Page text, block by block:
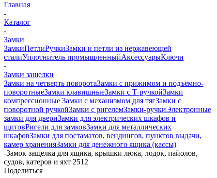
Главная
-
Каталог
-
Замки
ЗамкиПетлиРучкиЗамки и петли из нержавеющей
сталиУплотнитель промышленныйАксессуарыКлючи
-
Замки защелки
Замки на четверть поворотаЗамки с прижимом и подъёмно-
поворотныеЗамки клавишныеЗамки с Т-ручкойЗамки
компрессионные Замки с механизмом для тягЗамки с
поворотной ручкойЗамки с ригелемЗамки-ручкиЭлектронные
замки для двериЗамки для электрических шкафов и
щитовРигели для замковЗамки для металлических
шкафовЗамки для постаматов, вендингов, пунктов выдачи,
камер храненияЗамки для денежного ящика (кассы)
-Замок-защелка для ящика, крышки люка, лодок, пайолов,
судов, катеров и яхт 2512
Поделиться